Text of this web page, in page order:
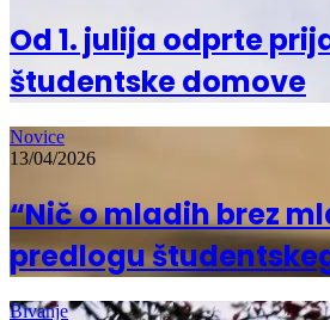
Od 1. julija odprte
študentske domove
Novice
13/04/2026
“Nič o mladih brez
predlogu
Bivanje